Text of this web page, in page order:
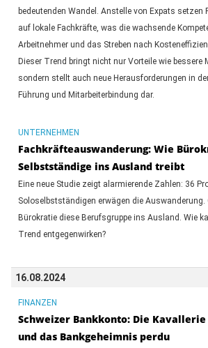
bedeutenden Wandel. Anstelle von Expats setzen
auf lokale Fachkräfte, was die wachsende
Arbeitnehmer und das Streben nach
Dieser Trend bringt nicht nur Vorteile wie bessere
sondern stellt auch neue Herausforderungen in
Führung und Mitarbeiterbindung dar.
UNTERNEHMEN
Fachkräfteauswanderung: Wie
Selbstständige ins Ausland treibt
Eine neue Studie zeigt alarmierende Zahlen: 36
Soloselbstständigen erwägen die Auswanderung.
Bürokratie diese Berufsgruppe ins Ausland. Wie
Trend entgegenwirken?
16.08.2024
FINANZEN
Schweizer Bankkonto: Die
und das Bankgeheimnis perdu